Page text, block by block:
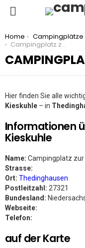
You are here:
Home Campingplätze
Campingplatz zur Kieskuhle
Hier finden Sie alle
Kieskuhle – in
Informationen
Kieskuhle
Name: Campingplatz zur
Strasse:
Ort: Thedinghausen
Postleitzahl: 27321
Bundesland:
Webseite:
Telefon:
auf der Karte